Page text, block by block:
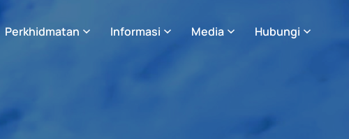
Perkhidmatan Informasi Media Hubungi